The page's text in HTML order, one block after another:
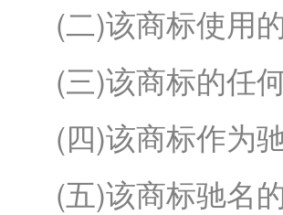
(二)该商标使用
(三)该商标的任何
(四)该商标作为驰
(五)该商标驰名的